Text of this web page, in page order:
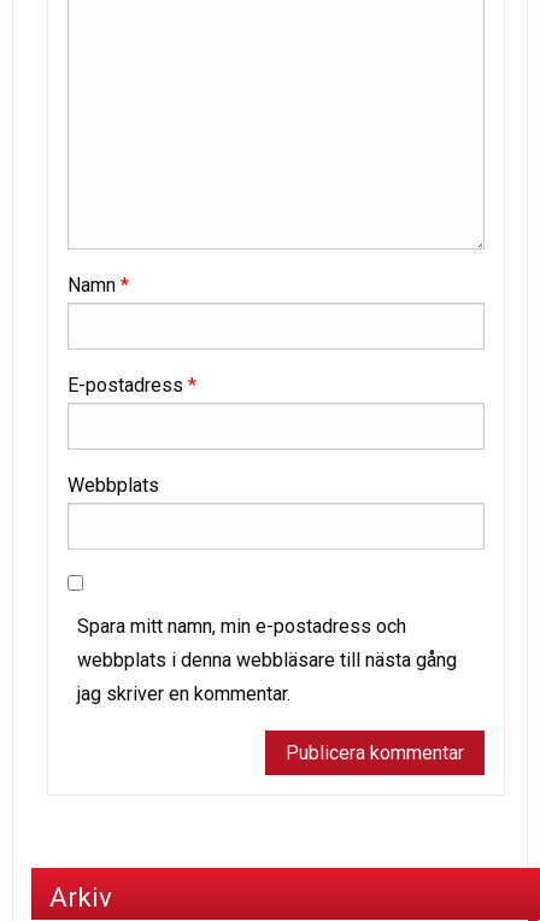
Namn *
E-postadress *
Webbplats
Spara mitt namn, min e-postadress och
webbplats i denna webbläsare till nästa gång
jag skriver en kommentar.
Arkiv